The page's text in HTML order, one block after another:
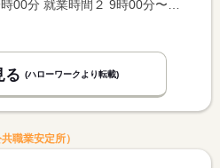
る (ハローワークより転載)
職業安定所）